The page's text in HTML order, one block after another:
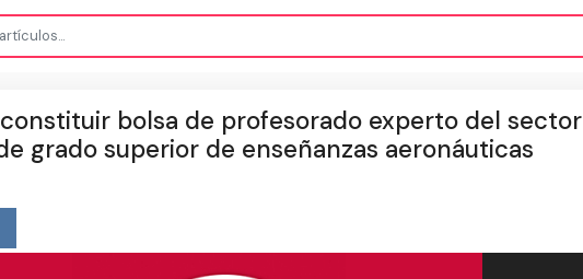
bolsa de profesorado experto del sector
grado superior de enseñanzas aeronáuticas